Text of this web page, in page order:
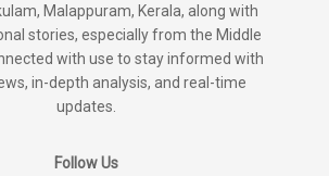
Malappuram, Kerala, along with
stories, especially from the Middle
with use to stay informed with
in-depth analysis, and real-time
updates.
Follow Us